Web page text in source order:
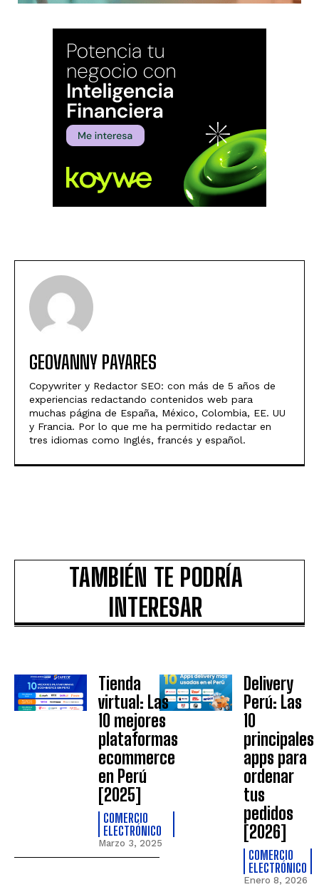
GEOVANNY PAYARES
Copywriter y Redactor SEO: con más de 5 años de
experiencias redactando contenidos web para
muchas página de España, México, Colombia, EE. UU
y Francia. Por lo que me ha permitido redactar en
tres idiomas como Inglés, francés y español.
TAMBIÉN TE PODRÍA
INTERESAR
Tienda
virtual: Las
10 mejores
plataformas
ecommerce
en Perú
[2025]
COMERCIO
ELECTRÓNICO
Marzo 3, 2025
Delivery
Perú: Las
10
principales
apps para
ordenar
tus
pedidos
[2026]
COMERCIO
ELECTRÓNICO
Enero 8, 2026